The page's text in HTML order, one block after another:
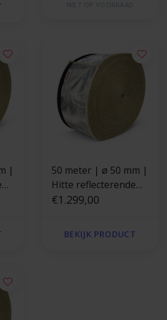
|
50 meter | ø 50 mm |
Hitte reflecterende
kevlar isolatiekous -
€1.299,00
BEKIJK PRODUCT